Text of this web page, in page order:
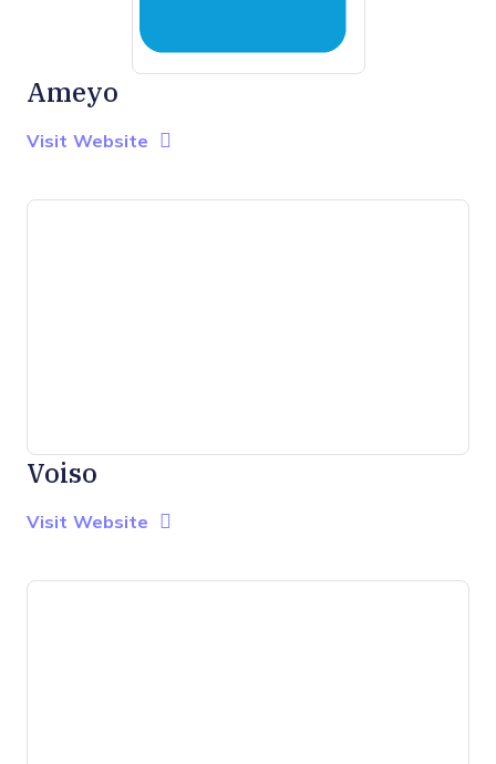
Ameyo
Visit Website Opens New Window
Voiso
Visit Website Opens New Window